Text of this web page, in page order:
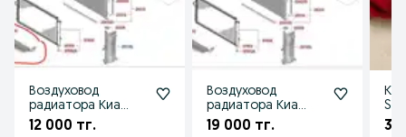
Воздуховод
радиатора Киа
соренто
12 000 тг.
Воздуховод
радиатора Киа
соренто
19 000 тг. 39